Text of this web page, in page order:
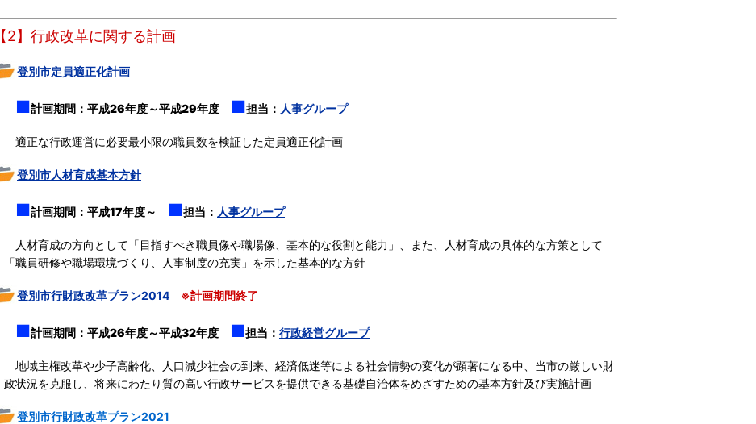
【2】行政改革に関する計画
登別市定員適正化計画
■計画期間： 平成26年度～平成29年度 ■担当： 人事グループ
適正な行政運営に必要最小限の職員数を検証した定員適正化計画
登別市人材育成基本方針
■計画期間： 平成17年度～ ■担当： 人事グループ
人材育成の方向として「目指すべき職員像や職場像、基本的な役割と能力」、また、人材育成の具体的な方策として
「職員研修や職場環境づくり、人事制度の充実」を示した基本的な方針
登別市行財政改革プラン2014 ※計画期間終了
■計画期間： 平成26年度～平成32年度 ■担当： 行政経営グループ
地域主権改革や少子高齢化、人口減少社会の到来、経済低迷等による社会情勢の変化が顕著になる中、当市の厳しい財
政状況を克服し、将来にわたり質の高い行政サービスを提供できる基礎自治体をめざすための基本方針及び実施計画
登別市行財政改革プラン2021